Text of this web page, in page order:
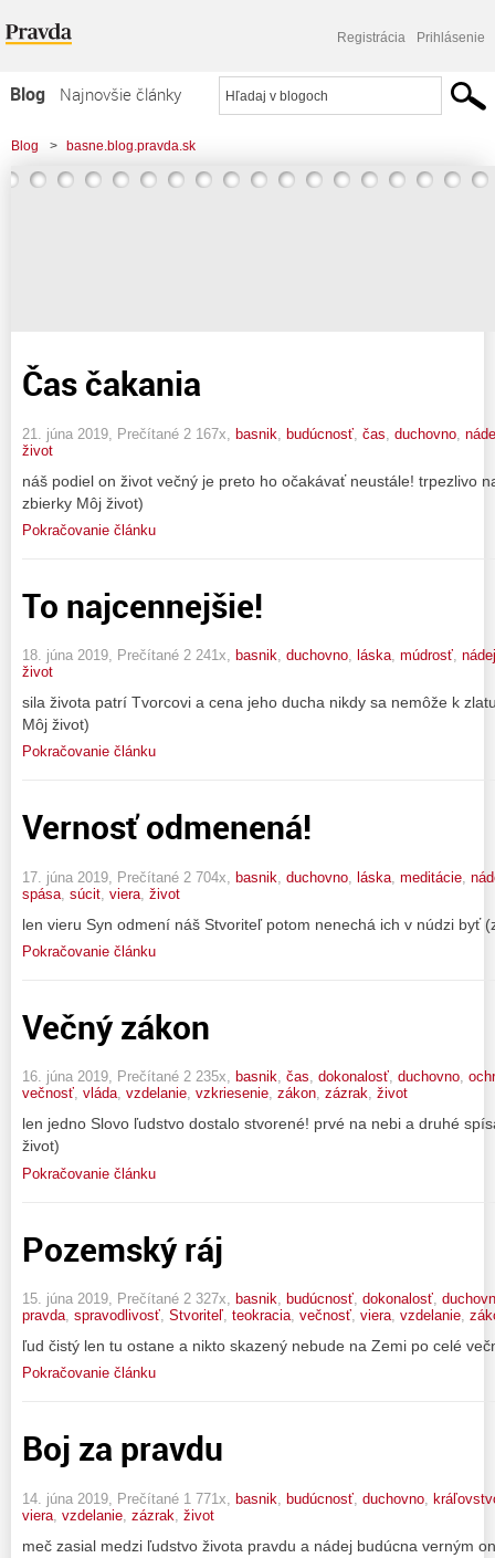
Registrácia Prihlásenie
Blog
Najnovšie články
Najčítanejšie články
Najkomentovanejšie články
Blog > basne.blog.pravda.sk
Čas čakania
21. júna 2019, Prečítané 2 167x, basnik budúcnosť čas duchovno
život
náš podiel on život večný je preto ho očakávať neustále! trpezlivo
zbierky Môj život)
Pokračovanie článku
To najcennejšie!
18. júna 2019, Prečítané 2 241x, basnik, duchovno, láska, múdrosť, nádej
život
sila života patrí Tvorcovi a cena jeho ducha nikdy sa nemôže k
Môj život)
Pokračovanie článku
Vernosť odmenená!
17. júna 2019, Prečítané 2 704x, basnik duchovno láska meditácie
spása súcit viera život
len vieru Syn odmení náš Stvoriteľ potom nenechá ich v núdzi byť
Pokračovanie článku
Večný zákon
16. júna 2019, Prečítané 2 235x, basnik, čas, dokonalosť, duchovno,
večnosť, vláda, vzdelanie, vzkriesenie, zákon, zázrak, život
len jedno Slovo ľudstvo dostalo stvorené! prvé na nebi a druhé
život)
Pokračovanie článku
Pozemský ráj
15. júna 2019, Prečítané 2 327x, basnik, budúcnosť, dokonalosť,
pravda, spravodlivosť, Stvoriteľ, teokracia, večnosť, viera, vzdelanie,
ľud čistý len tu ostane a nikto skazený nebude na Zemi po celé
Pokračovanie článku
Boj za pravdu
14. júna 2019, Prečítané 1 771x, basnik budúcnosť duchovno
viera vzdelanie zázrak život
meč zasial medzi ľudstvo života pravdu a nádej budúcna verným